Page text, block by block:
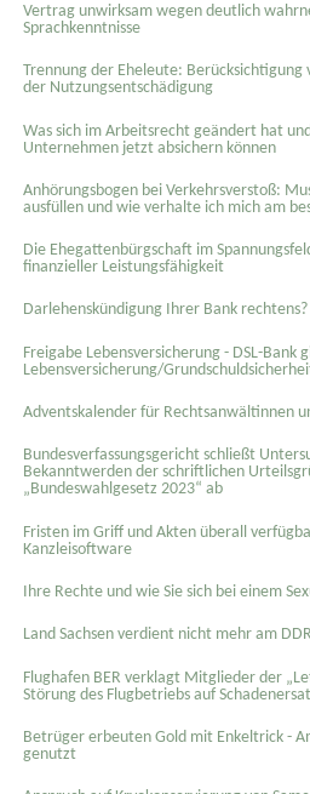
Vertrag unwirksam wegen deutlich
Sprachkenntnisse
Trennung der Eheleute:
der Nutzungsentschädigung
Was sich im Arbeitsrecht geändert hat
Unternehmen jetzt absichern können
Anhörungsbogen bei Verkehrsverstoß:
ausfüllen und wie verhalte ich mich am
Die Ehegattenbürgschaft im
finanzieller Leistungsfähigkeit
Darlehenskündigung Ihrer Bank rechtens?
Freigabe Lebensversicherung - DSL-Bank
Lebensversicherung/
Adventskalender für Rechtsanwältinnen
Bundesverfassungsgericht schließt
Bekanntwerden der schriftlichen
„Bundeswahlgesetz 2023“ ab
Fristen im Griff und Akten überall
Kanzleisoftware
Ihre Rechte und wie Sie sich bei einem
Land Sachsen verdient nicht mehr am
Flughafen BER verklagt Mitglieder der
Störung des Flugbetriebs auf
Betrüger erbeuten Gold mit Enkeltrick -
genutzt